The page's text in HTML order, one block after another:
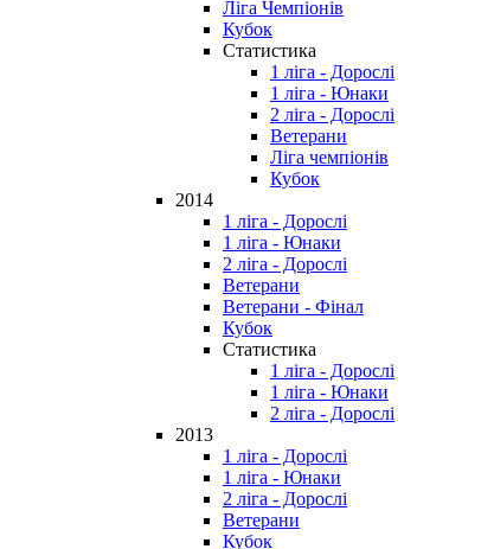
Ліга Чемпіонів
Кубок
Статистика
1 ліга - Дорослі
1 ліга - Юнаки
2 ліга - Дорослі
Ветерани
Ліга чемпіонів
Кубок
2014
1 ліга - Дорослі
1 ліга - Юнаки
2 ліга - Дорослі
Ветерани
Ветерани - Фінал
Кубок
Статистика
1 ліга - Дорослі
1 ліга - Юнаки
2 ліга - Дорослі
2013
1 ліга - Дорослі
1 ліга - Юнаки
2 ліга - Дорослі
Ветерани
Кубок